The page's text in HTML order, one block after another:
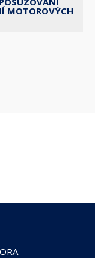
MOTOROVÝCH